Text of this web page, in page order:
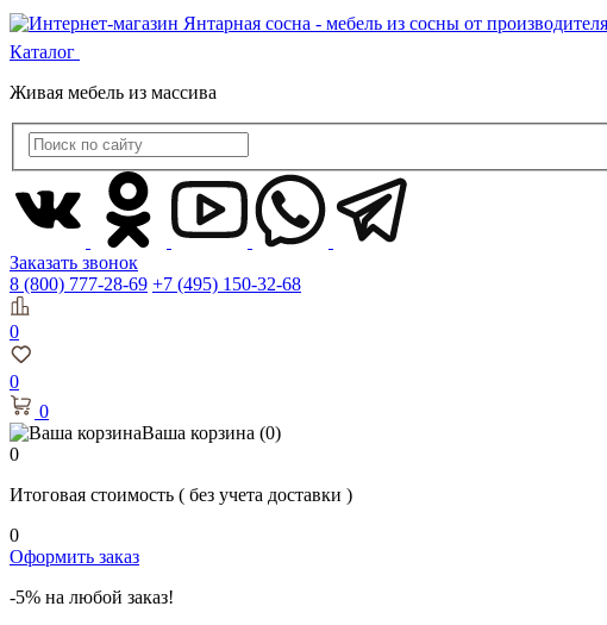
Каталог
Живая мебель из массива
Заказать звонок
8 (800) 777-28-69 +7 (495) 150-32-68
0
0
0
Ваша корзина (0)
0
Итоговая стоимость ( без учета доставки )
0
Оформить заказ
-5% на любой заказ!